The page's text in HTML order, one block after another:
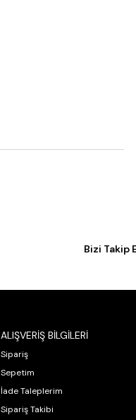
Bizi Takip
ALIŞVERİŞ BİLGİLERİ
Sipariş
Sepetim
İade Taleplerim
Sipariş Takibi